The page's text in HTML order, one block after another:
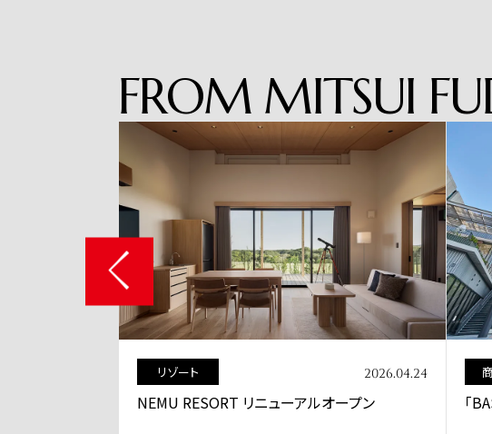
FROM MITSUI
商業施設 2026.04.13
「BASEGATE横浜関内」グランドオープン
三